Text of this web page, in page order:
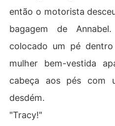
então o motorista
bagagem de
colocado um pé
mulher bem-vestida
cabeça aos pés com
desdém.
"Tracy!"